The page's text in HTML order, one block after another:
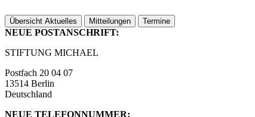
Übersicht Aktuelles Mitteilungen Termine
NEUE POSTANSCHRIFT:
STIFTUNG MICHAEL
Postfach 20 04 07
13514 Berlin
Deutschland
NEUE TELEFONNUMMER: